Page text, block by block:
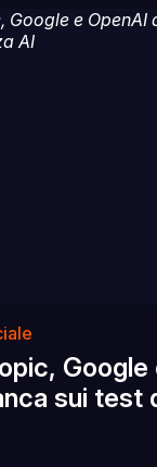
Google
sui test